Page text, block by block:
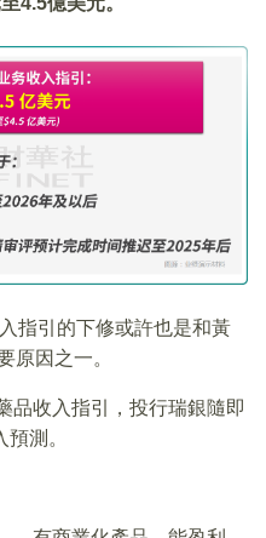
指引的下修或許也是和黃
原因之一。
品收入指引，投行瑞銀隨即
測。